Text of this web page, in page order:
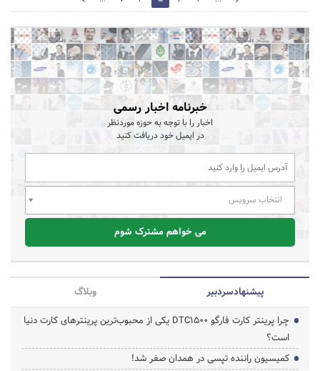
خبرنامه اخبار رسمی
اخبار را با توجه به حوزه موردنظر
در ایمیل خود دریافت کنید
انتخاب سرویس
می خواهم مشترک شوم
پیشنهاد‌سردبیر
وبلاگ
چرا پرینتر کارت فارگو DTC1500 یکی از محبوب‌ترین پرینترهای کارت دنیا
است؟
کمیسیون راننده تپسی در همدان صفر شد!